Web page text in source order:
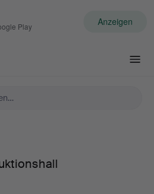
Play Anzeigen